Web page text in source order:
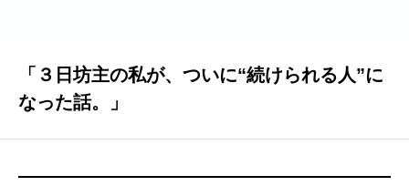
「３日坊主の私が、ついに“続けられる人”に
なった話。」